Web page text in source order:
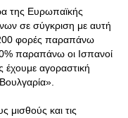
της Ευρωπαϊκής
σε σύγκριση με αυτή
φορές παραπάνω
παραπάνω οι Ισπανοί
έχουμε αγοραστική
μισθούς και τις